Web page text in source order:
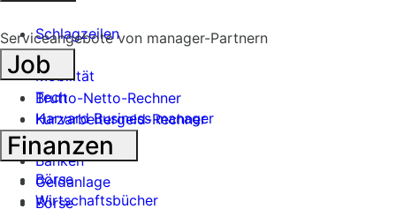
Schlagzeilen
Mobilität
Tech
Harvard Business manager
Handel
Banken
Geldanlage
Börse
Serviceangebote von manager-Partnern
Job
Brutto-Netto-Rechner
Kurzarbeitergeld-Rechner
Finanzen
Börse
Wirtschaftsbücher